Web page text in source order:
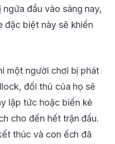
đầu vào sáng nay,
đặc biệt này sẽ khiến
một người chơi bị phát
đối thủ của họ sẽ
lập tức hoặc biến kẻ
cho đến hết trận đấu.
thúc và con ếch đã